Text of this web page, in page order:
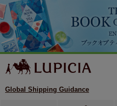
Global Shipping Guidance